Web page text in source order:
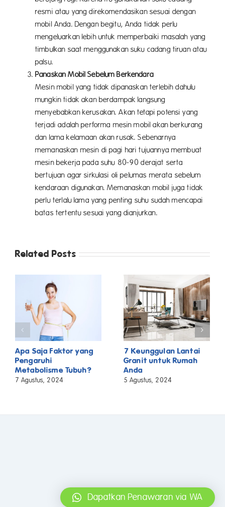
resmi atau yang direkomendasikan sesuai dengan
mobil Anda. Dengan begitu, Anda tidak perlu
mengeluarkan lebih untuk memperbaiki masalah yang
timbulkan saat menggunakan suku cadang tiruan atau
palsu.
Panaskan Mobil Sebelum Berkendara
Mesin mobil yang tidak dipanaskan terlebih dahulu
mungkin tidak akan berdampak langsung
menyebabkan kerusakan. Akan tetapi potensi yang
terjadi adalah performa mesin mobil akan berkurang
dan lama kelamaan akan rusak. Sebenarnya
memanaskan mesin di pagi hari tujuannya membuat
mesin bekerja pada suhu 80-90 derajat serta
bertujuan agar sirkulasi oli pelumas merata sebelum
kendaraan digunakan. Memanaskan mobil juga tidak
perlu terlalu lama yang penting suhu sudah mencapai
batas tertentu sesuai yang dianjurkan.
Related Posts
Apa Saja Faktor yang
Pengaruhi
Metabolisme Tubuh?
7 Agustus, 2024
7 Keunggulan Lantai
Granit untuk Rumah
Anda
5 Agustus, 2024
Dapatkan Penawaran via WA